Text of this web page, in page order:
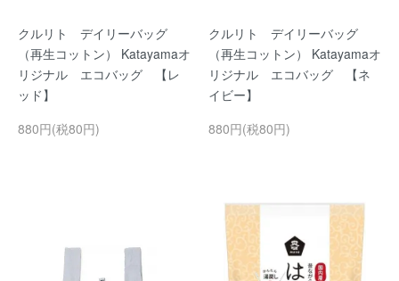
クルリト デイリーバッグ
（再生コットン） Katayamaオ
リジナル エコバッグ 【レ
ッド】
880円(税80円)
クルリト デイリーバッグ
（再生コットン） Katayamaオ
リジナル エコバッグ 【ネ
イビー】
880円(税80円)